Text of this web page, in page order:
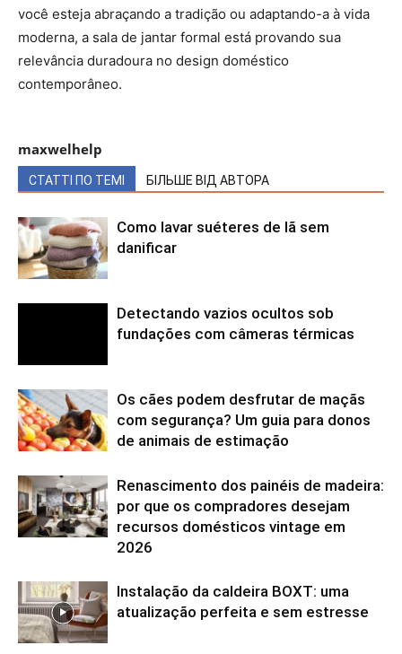
você esteja abraçando a tradição ou adaptando-a à vida
moderna, a sala de jantar formal está provando sua
relevância duradoura no design doméstico
contemporâneo.
maxwelhelp
СТАТТІ ПО ТЕМІ БІЛЬШЕ ВІД АВТОРА
Como lavar suéteres de lã sem
danificar
Detectando vazios ocultos sob
fundações com câmeras térmicas
Os cães podem desfrutar de maçãs
com segurança? Um guia para donos
de animais de estimação
Renascimento dos painéis de madeira:
por que os compradores desejam
recursos domésticos vintage em
2026
Instalação da caldeira BOXT: uma
atualização perfeita e sem estresse